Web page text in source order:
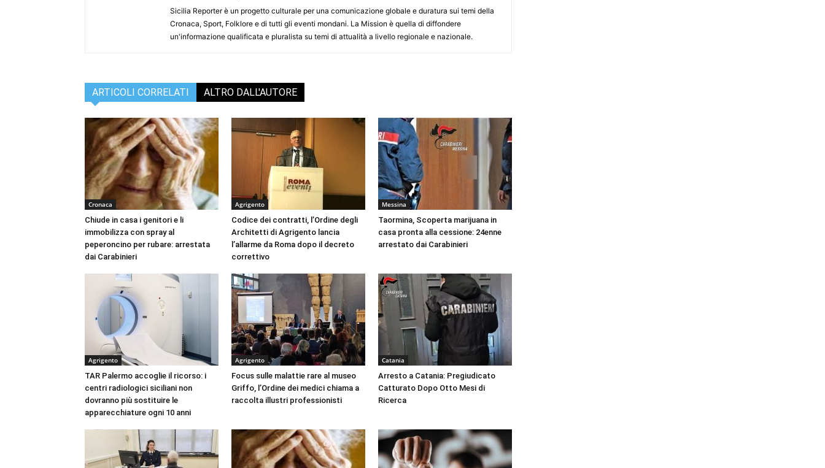
Sicilia Reporter è un progetto culturale per una comunicazione globale e duratura sui temi della
Cronaca, Sport, Folklore e di tutti gli eventi mondani. La Mission è quella di diffondere
un'informazione qualificata e pluralista su temi di attualità a livello regionale e nazionale.
ARTICOLI CORRELATI ALTRO DALL'AUTORE
Cronaca
Chiude in casa i genitori e li
immobilizza con spray al
peperoncino per rubare: arrestata
dai Carabinieri
Agrigento
Codice dei contratti, l’Ordine degli
Architetti di Agrigento lancia
l’allarme da Roma dopo il decreto
correttivo
Messina
Taormina, Scoperta marijuana in
casa pronta alla cessione: 24enne
arrestato dai Carabinieri
Agrigento
TAR Palermo accoglie il ricorso: i
centri radiologici siciliani non
dovranno più sostituire le
apparecchiature ogni 10 anni
Agrigento
Focus sulle malattie rare al museo
Griffo, l’Ordine dei medici chiama a
raccolta illustri professionisti
Catania
Arresto a Catania: Pregiudicato
Catturato Dopo Otto Mesi di
Ricerca